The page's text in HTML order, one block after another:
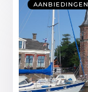
AANBIEDINGEN